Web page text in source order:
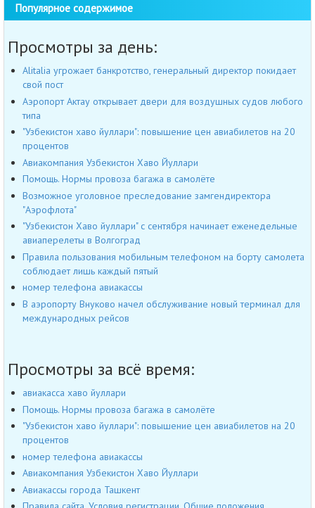
Популярное содержимое
Просмотры за день:
Alitalia угрожает банкротство, генеральный директор покидает
свой пост
Аэропорт Актау открывает двери для воздушных судов любого
типа
"Узбекистон хаво йуллари": повышение цен авиабилетов на 20
процентов
Авиакомпания Узбекистон Хаво Йуллари
Помощь. Нормы провоза багажа в самолёте
Возможное уголовное преследование замгендиректора
"Аэрофлота"
"Узбекистон Хаво йуллари" с сентября начинает еженедельные
авиаперелеты в Волгоград
Правила пользования мобильным телефоном на борту самолета
соблюдает лишь каждый пятый
номер телефона авиакассы
В аэропорту Внуково начел обслуживание новый терминал для
международных рейсов
Просмотры за всё время:
авиакасса хаво йуллари
Помощь. Нормы провоза багажа в самолёте
"Узбекистон хаво йуллари": повышение цен авиабилетов на 20
процентов
номер телефона авиакассы
Авиакомпания Узбекистон Хаво Йуллари
Авиакассы города Ташкент